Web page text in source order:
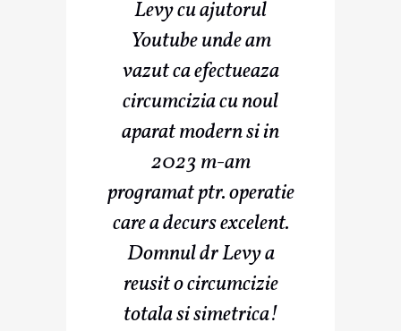
Levy cu ajutorul
Youtube unde am
vazut ca efectueaza
circumcizia cu noul
aparat modern si in
2023 m-am
programat ptr. operatie
care a decurs excelent.
Domnul dr Levy a
reusit o circumcizie
totala si simetrica!